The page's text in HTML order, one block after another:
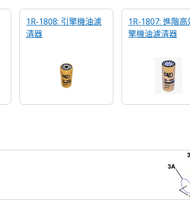
1R-1808: 引擎機油濾
清器
1R-1807: 進階高
擎機油濾清器